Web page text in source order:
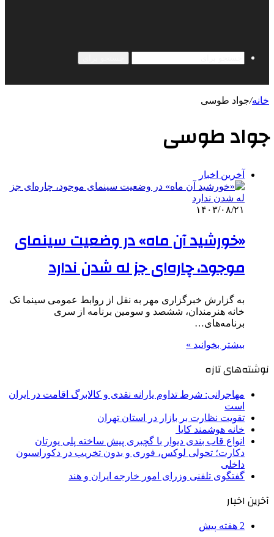
خانه/جواد طوسی
جواد طوسی
آخرین اخبار
۱۴۰۳/۰۸/۲۱
«خورشید آن ماه» در وضعیت سینمای
موجود، چاره‌ای جز له شدن ندارد
به گزارش خبرگزاری مهر به نقل از روابط عمومی سینما تک
خانه هنرمندان، ششصد و سومین برنامه از سری
برنامه‌های…
بیشتر بخوانید »
نوشته‌های تازه
مهاجرانی: شرط تداوم یارانه نقدی و کالابرگ اقامت در ایران
است
تقویت نظارت بر بازار در استان تهران
خانه هوشمند کایا
انواع قاب بندی دیوار با گچبری پیش ساخته پلی یورتان
دکارت؛ تحولی لوکس، فوری و بدون تخریب در دکوراسیون
داخلی
گفتگوی تلفنی وزرای امور خارجه ایران و هند
آخرین اخبار
2 هفته پیش